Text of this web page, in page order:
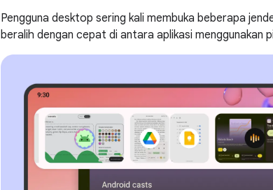
Pengguna desktop sering kali membuka beberapa
beralih dengan cepat di antara aplikasi menggunakan